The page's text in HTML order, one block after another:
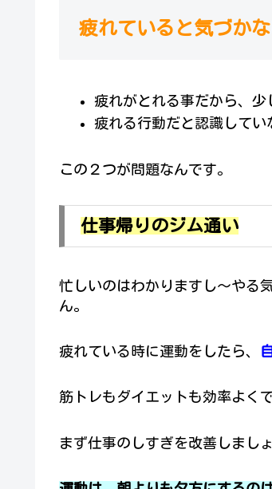
疲れていると気づか
疲れがとれる事だから、少
疲れる行動だと認識してい
この２つが問題なんです。
仕事帰りのジム通い
忙しいのはわかりますし～やる
ん。
疲れている時に運動をしたら、
筋トレもダイエットも効率よく
まず仕事のしすぎを改善しま